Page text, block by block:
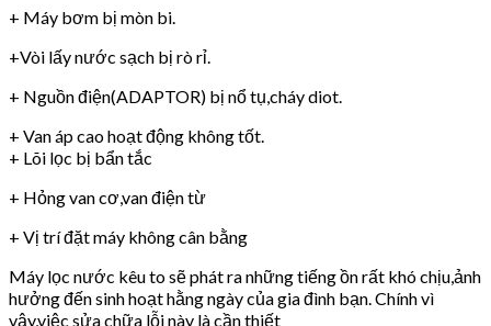
+ Máy bơm bị mòn bi.
+Vòi lấy nước sạch bị rò rỉ.
+ Nguồn điện(ADAPTOR) bị nổ tụ,cháy diot.
+ Van áp cao hoạt động không tốt.
+ Lõi lọc bị bẩn tắc
+ Hỏng van cơ,van điện từ
+ Vị trí đặt máy không cân bằng
Máy lọc nước kêu to sẽ phát ra những tiếng ồn rất khó chịu,ảnh
hưởng đến sinh hoạt hằng ngày của gia đình bạn. Chính vì
vậy,việc sửa chữa lỗi này là cần thiết